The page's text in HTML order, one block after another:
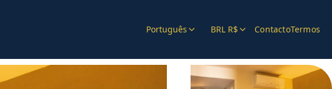
Português BRL R$ ContactoTermos